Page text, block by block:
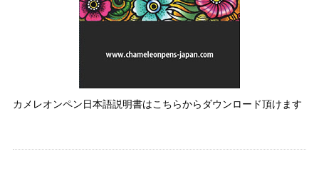
カメレオンペン日本語説明書はこちらからダウンロード頂けます